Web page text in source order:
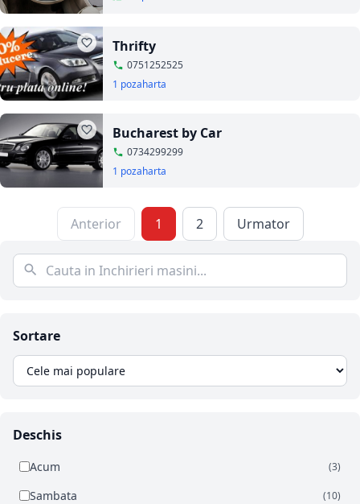
Sortare
Deschis
Acum (3)
Sambata (10)
Thrifty
0751252525
1 pozaharta
Bucharest by Car
0734299299
1 pozaharta
Anterior 1 2 Urmator